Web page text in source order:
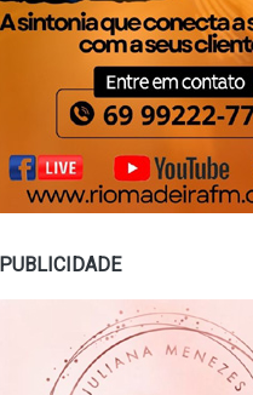
PUBLICIDADE